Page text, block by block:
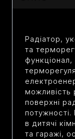
Радіатор,
та
функціонал,
можливість
поверхні
в дитячі
та гаражі,